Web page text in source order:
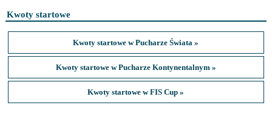
Kwoty startowe
Kwoty startowe w Pucharze Świata »
Kwoty startowe w Pucharze Kontynentalnym »
Kwoty startowe w FIS Cup »